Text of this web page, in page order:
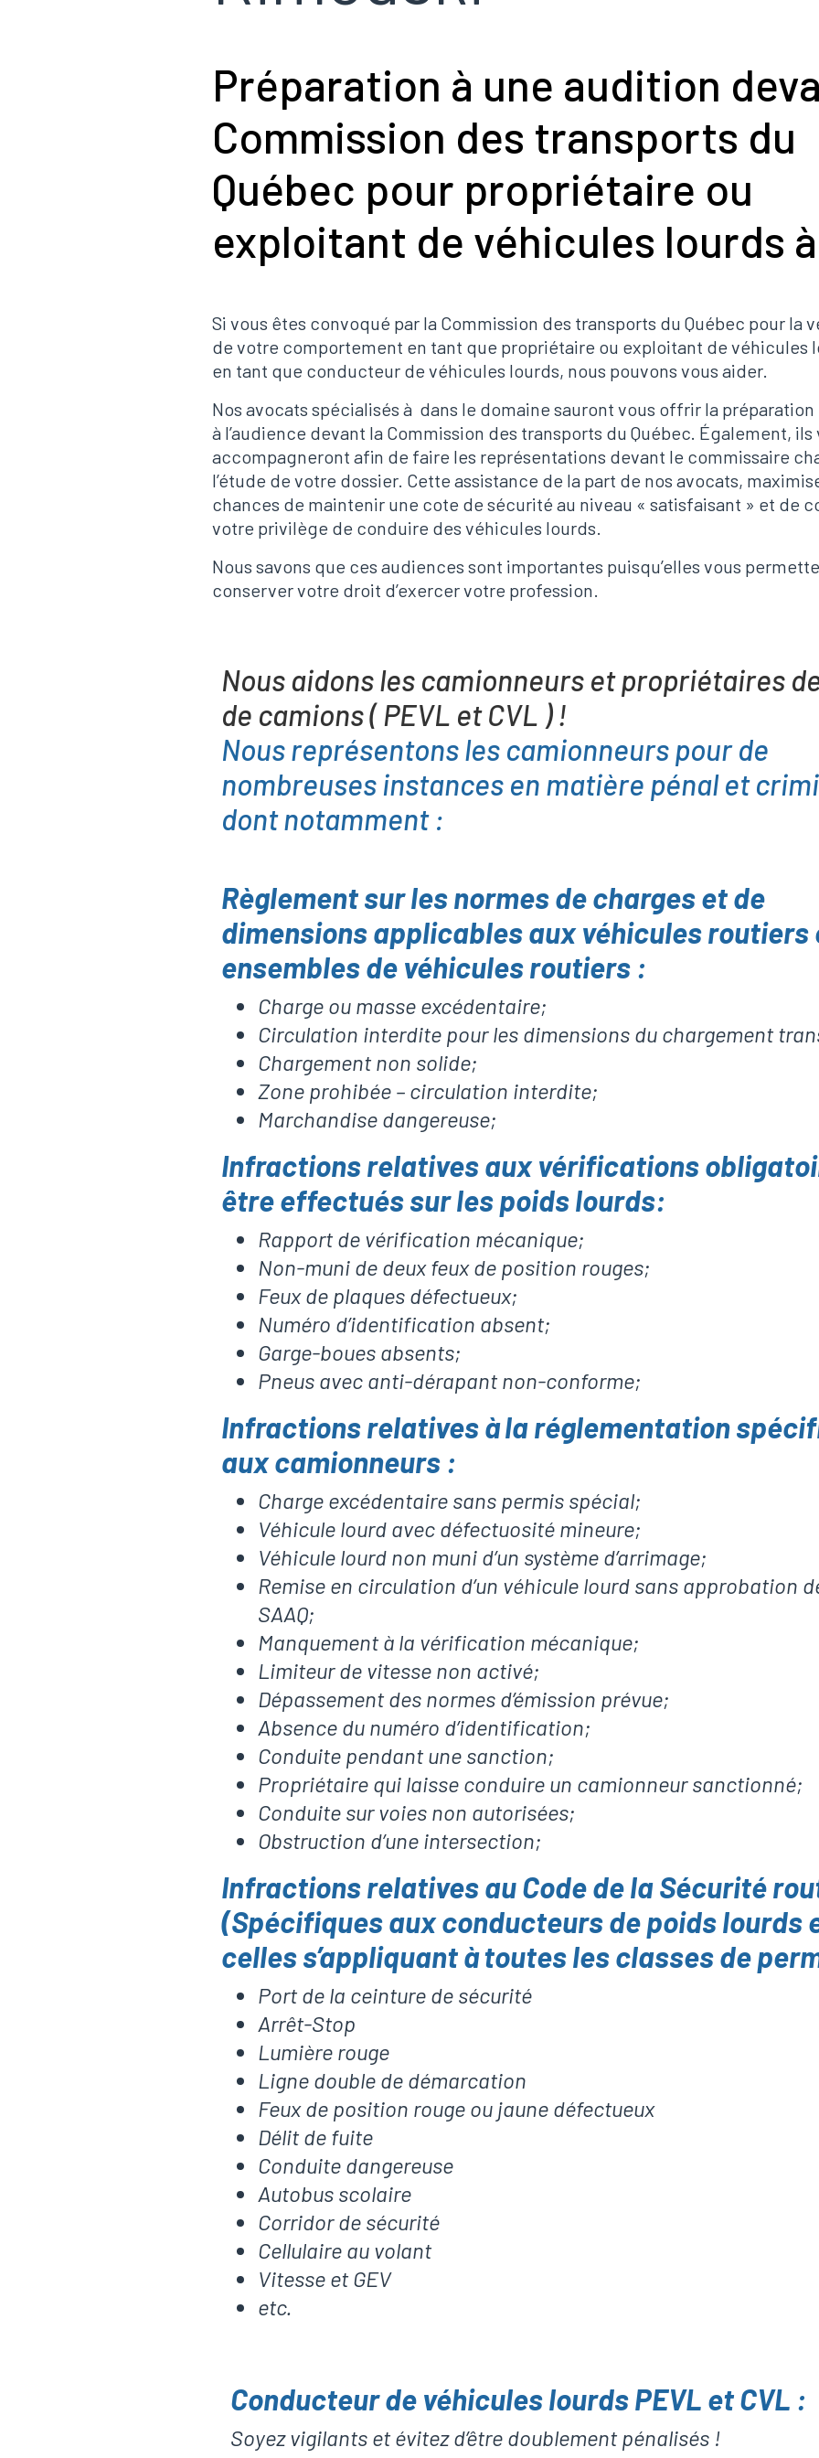
Préparation à une audition
Commission des transports du
Québec pour propriétaire ou
exploitant de véhicules lourds à
Si vous êtes convoqué par la Commission des transports du Québec pour la
de votre comportement en tant que propriétaire ou exploitant de véhicules
en tant que conducteur de véhicules lourds, nous pouvons vous aider.
Nos avocats spécialisés à dans le domaine sauront vous offrir la préparation
à l’audience devant la Commission des transports du Québec. Également, ils
accompagneront afin de faire les représentations devant le commissaire
l’étude de votre dossier. Cette assistance de la part de nos avocats,
chances de maintenir une cote de sécurité au niveau « satisfaisant » et de
votre privilège de conduire des véhicules lourds.
Nous savons que ces audiences sont importantes puisqu’elles vous
conserver votre droit d’exercer votre profession.
Nous aidons les camionneurs et propriétaires
de camions ( PEVL et CVL ) !
Nous représentons les camionneurs pour de
nombreuses instances en matière pénal et
dont notamment :
Règlement sur les normes de charges et de
dimensions applicables aux véhicules routiers
ensembles de véhicules routiers :
Charge ou masse excédentaire;
Circulation interdite pour les dimensions du chargement
Chargement non solide;
Zone prohibée – circulation interdite;
Marchandise dangereuse;
Infractions relatives aux vérifications
être effectués sur les poids lourds:
Rapport de vérification mécanique;
Non-muni de deux feux de position rouges;
Feux de plaques défectueux;
Numéro d’identification absent;
Garge-boues absents;
Pneus avec anti-dérapant non-conforme;
Infractions relatives à la réglementation
aux camionneurs :
Charge excédentaire sans permis spécial;
Véhicule lourd avec défectuosité mineure;
Véhicule lourd non muni d’un système d’arrimage;
Remise en circulation d’un véhicule lourd sans approbation
SAAQ;
Manquement à la vérification mécanique;
Limiteur de vitesse non activé;
Dépassement des normes d’émission prévue;
Absence du numéro d’identification;
Conduite pendant une sanction;
Propriétaire qui laisse conduire un camionneur sanctionné;
Conduite sur voies non autorisées;
Obstruction d’une intersection;
Infractions relatives au Code de la Sécurité
(Spécifiques aux conducteurs de poids lourds
celles s’appliquant à toutes les classes de
Port de la ceinture de sécurité
Arrêt-Stop
Lumière rouge
Ligne double de démarcation
Feux de position rouge ou jaune défectueux
Délit de fuite
Conduite dangereuse
Autobus scolaire
Corridor de sécurité
Cellulaire au volant
Vitesse et GEV
etc.
Conducteur de véhicules lourds PEVL et CVL :
Soyez vigilants et évitez d’être doublement pénalisés !